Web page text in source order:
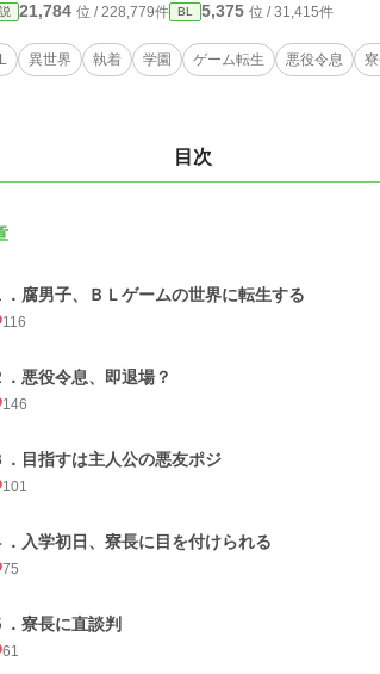
21,784 位 / 228,779件 BL 5,375 位 / 31,415件
異世界 執着 学園 ゲーム転生 悪役令息
目次
．腐男子、ＢＬゲームの世界に転生する
116
．悪役令息、即退場？
146
．目指すは主人公の悪友ポジ
101
．入学初日、寮長に目を付けられる
75
．寮長に直談判
61